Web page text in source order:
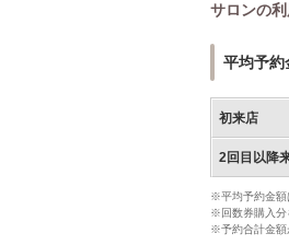
サロンの
平均予約
初来店
2回目以降
※平均予約金額
※回数券購入分
※予約合計金額